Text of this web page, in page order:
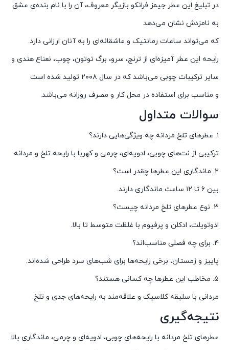
در تبلیغ این عطر جیمز فرانکو بازیگر معروف، آن را با نام بنده‌ی عشق
به نامزدش نشان می‌دهد
که می‌تواند ساعات رمانتیک و عاشقانه‌ای را به آنان ارزانی دارد.
رایحه‌ این عطر آمیزه‌ای از ترنج، سرو، برگ توتون، چوب، نعناع هندی و
سایر ترکیبات چوبی می‌باشد که در سال ۲۰۰۸ تولید شده است
و مناسب برای استفاده در محل کار و مصرف روزانه می‌باشد.
سوالات متداول
۱. عطرهای تلخ مردانه چه ویژگی‌هایی دارند؟
ترکیبی از نت‌های چوبی، ادویه‌ای، چرمی و کهربا با رایحه تلخ و مردانه.
۲. ماندگاری این عطرها چقدر است؟
بین ۶ تا ۱۲ ساعت ماندگاری دارند.
۳. نوع عطرهای تلخ مردانه چیست؟
ادوتویلت، ادکلن و پرفیوم با غلظت متوسط تا بالا.
۴. برای چه فصلی مناسب‌اند؟
پاییز و زمستان، برخی رایحه‌ها برای شب‌های سرد طراحی شده‌اند.
۵. مخاطب این عطرها چه کسانی هستند؟
مردانی با سلیقه کلاسیک و علاقه‌مند به رایحه‌های جدی و تلخ.
نتیجه‌گیری
عطرهای تلخ مردانه با رایحه‌های چوبی، ادویه‌ای و چرمی، ماندگاری بالا